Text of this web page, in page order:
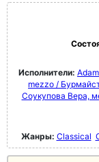
Исполнители:
mezzo /
Соукупова Вера,
Жанры: Classical